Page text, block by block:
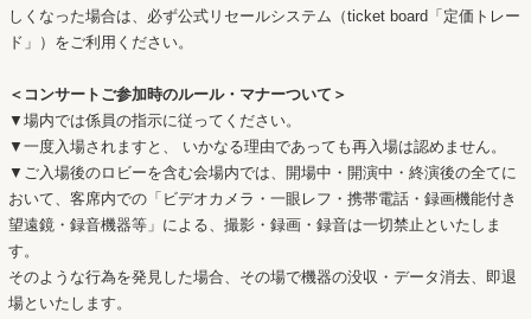
しくなった場合は、必ず公式リセールシステム（ticket board「定価トレー
ド」）をご利用ください。
＜コンサートご参加時のルール・マナーついて＞
▼場内では係員の指示に従ってください。
▼一度入場されますと、 いかなる理由であっても再入場は認めません。
▼ご入場後のロビーを含む会場内では、開場中・開演中・終演後の全てに
おいて、客席内での「ビデオカメラ・一眼レフ・携帯電話・録画機能付き
望遠鏡・録音機器等」による、撮影・録画・録音は一切禁止といたしま
す。
そのような行為を発見した場合、その場で機器の没収・データ消去、即退
場といたします。